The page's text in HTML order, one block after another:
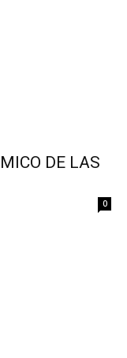
DE LAS
0